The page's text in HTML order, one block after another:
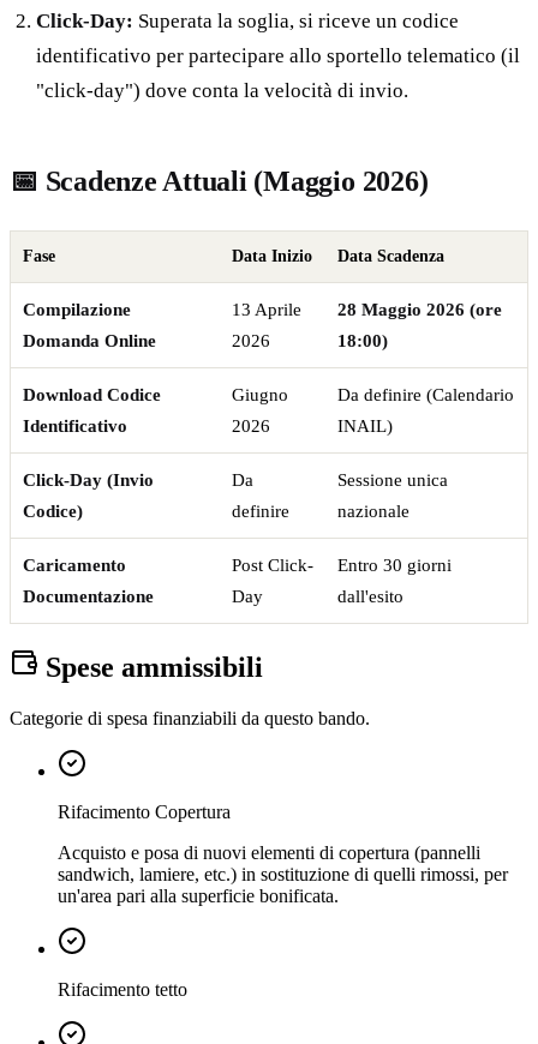
Click-Day: Superata la soglia, si riceve un codice
identificativo per partecipare allo sportello telematico (il
"click-day") dove conta la velocità di invio.
📅 Scadenze Attuali (Maggio 2026)
Fase Data Inizio Data Scadenza
Compilazione
Domanda Online
13 Aprile
2026
28 Maggio 2026 (ore
18:00)
Download Codice
Identificativo
Giugno
2026
Da definire (Calendario
INAIL)
Click-Day (Invio
Codice)
Da
definire
Sessione unica
nazionale
Caricamento
Documentazione
Post Click-
Day
Entro 30 giorni
dall'esito
Spese ammissibili
Categorie di spesa finanziabili da questo bando.
Rifacimento Copertura
Acquisto e posa di nuovi elementi di copertura (pannelli
sandwich, lamiere, etc.) in sostituzione di quelli rimossi, per
un'area pari alla superficie bonificata.
Rifacimento tetto